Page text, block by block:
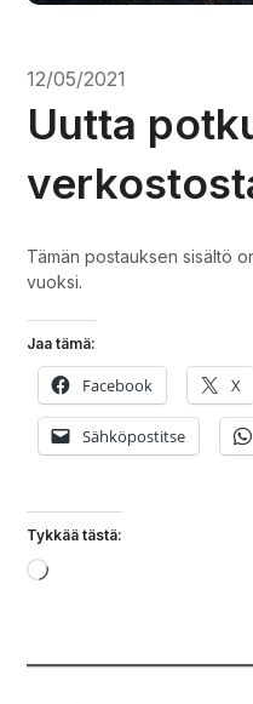
12/05/2021
Uutta
Tämän postauksen sisältö
vuoksi.
Jaa tämä:
Facebook X
Sähköpostitse
Tykkää tästä:
Loading…